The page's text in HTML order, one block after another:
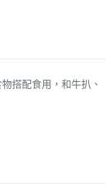
搭配食用，和牛扒、